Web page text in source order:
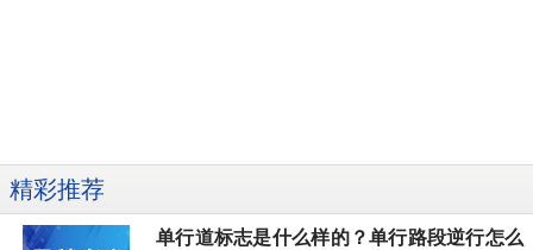
精彩推荐
单行道标志是什么样的？单行路段逆行怎么